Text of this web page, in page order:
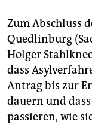
Zum Abschluss
Quedlinburg
Holger
dass
Antrag bis zur
dauern und
passieren, wie